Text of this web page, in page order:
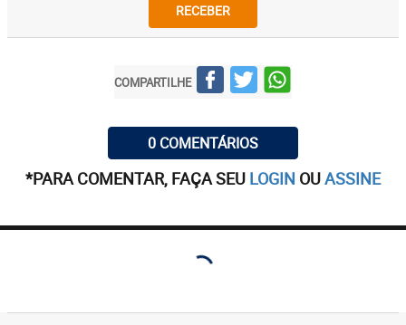
RECEBER
COMPARTILHE
0 COMENTÁRIOS
*PARA COMENTAR, FAÇA SEU LOGIN OUASSINE